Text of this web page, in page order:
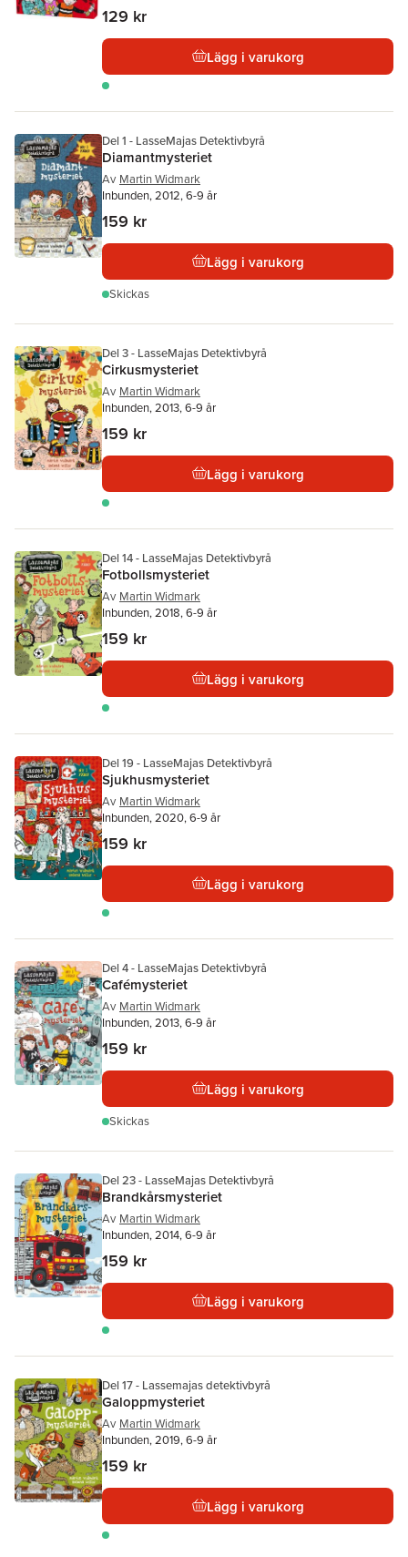
129 kr
Lägg i varukorg
Del 1 - LasseMajas Detektivbyrå
Diamantmysteriet
Av Martin Widmark
Inbunden, 2012, 6-9 år
159 kr
Lägg i varukorg
Skickas
Del 3 - LasseMajas Detektivbyrå
Cirkusmysteriet
Av Martin Widmark
Inbunden, 2013, 6-9 år
159 kr
Lägg i varukorg
Del 14 - LasseMajas Detektivbyrå
Fotbollsmysteriet
Av Martin Widmark
Inbunden, 2018, 6-9 år
159 kr
Lägg i varukorg
Del 19 - LasseMajas Detektivbyrå
Sjukhusmysteriet
Av Martin Widmark
Inbunden, 2020, 6-9 år
159 kr
Lägg i varukorg
Del 4 - LasseMajas Detektivbyrå
Cafémysteriet
Av Martin Widmark
Inbunden, 2013, 6-9 år
159 kr
Lägg i varukorg
Skickas
Del 23 - LasseMajas Detektivbyrå
Brandkårsmysteriet
Av Martin Widmark
Inbunden, 2014, 6-9 år
159 kr
Lägg i varukorg
Del 17 - Lassemajas detektivbyrå
Galoppmysteriet
Av Martin Widmark
Inbunden, 2019, 6-9 år
159 kr
Lägg i varukorg